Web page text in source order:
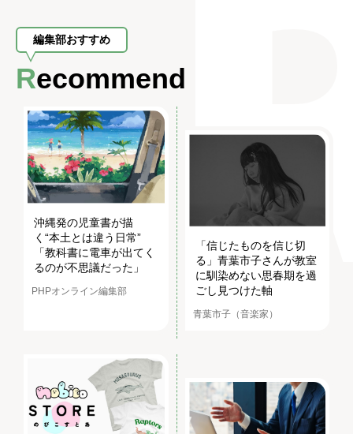
編集部おすすめ
Recommend
沖縄発の児童書が描
く“本土とは違う日常”
「教科書に電車が出てく
るのが不思議だった」
PHPオンライン編集部
「信じたものを信じ切
る」青葉市子さんが教室
に馴染めない思春期を過
ごし見つけた軸
青葉市子（音楽家）